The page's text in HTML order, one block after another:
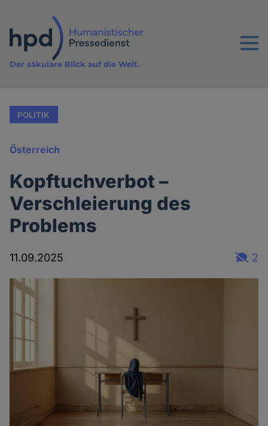
Inhalt
Menu
Der säkulare Blick auf die Welt.
POLITIK
Österreich
Kopftuchverbot –
Verschleierung des
Problems
11.09.2025 2